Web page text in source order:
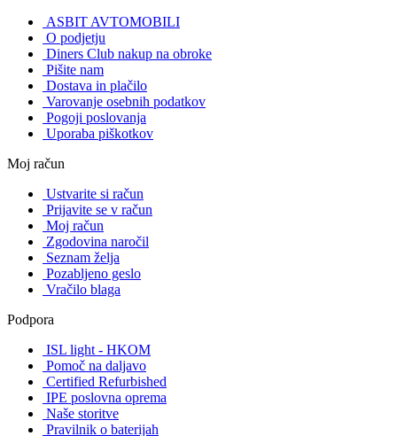
ASBIT AVTOMOBILI
O podjetju
Diners Club nakup na obroke
Pišite nam
Dostava in plačilo
Varovanje osebnih podatkov
Pogoji poslovanja
Uporaba piškotkov
Moj račun
Ustvarite si račun
Prijavite se v račun
Moj račun
Zgodovina naročil
Seznam želja
Pozabljeno geslo
Vračilo blaga
Podpora
ISL light - HKOM
Pomoč na daljavo
Certified Refurbished
IPE poslovna oprema
Naše storitve
Pravilnik o baterijah